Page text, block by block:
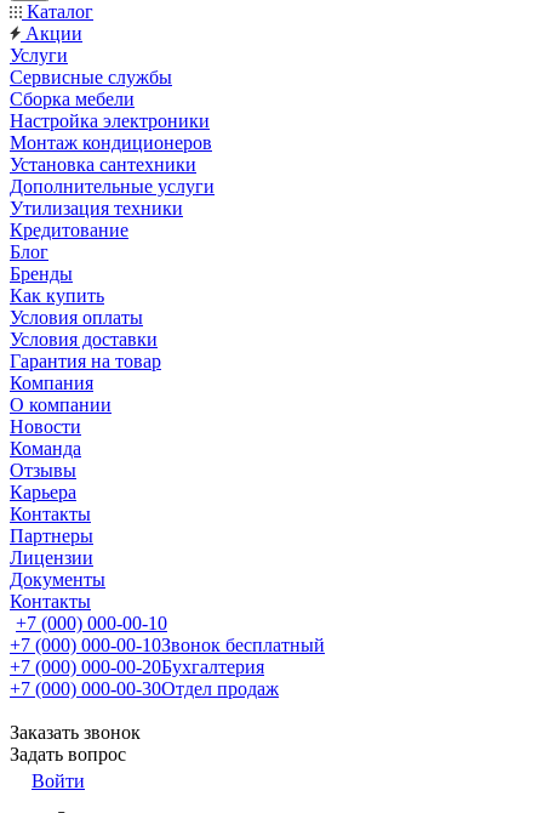
Каталог
Акции
Услуги
Сервисные службы
Сборка мебели
Настройка электроники
Монтаж кондиционеров
Установка сантехники
Дополнительные услуги
Утилизация техники
Кредитование
Блог
Бренды
Как купить
Условия оплаты
Условия доставки
Гарантия на товар
Компания
О компании
Новости
Команда
Отзывы
Карьера
Контакты
Партнеры
Лицензии
Документы
Контакты
+7 (000) 000-00-10
+7 (000) 000-00-10Звонок бесплатный
+7 (000) 000-00-20Бухгалтерия
+7 (000) 000-00-30Отдел продаж
Заказать звонок
Задать вопрос
Войти